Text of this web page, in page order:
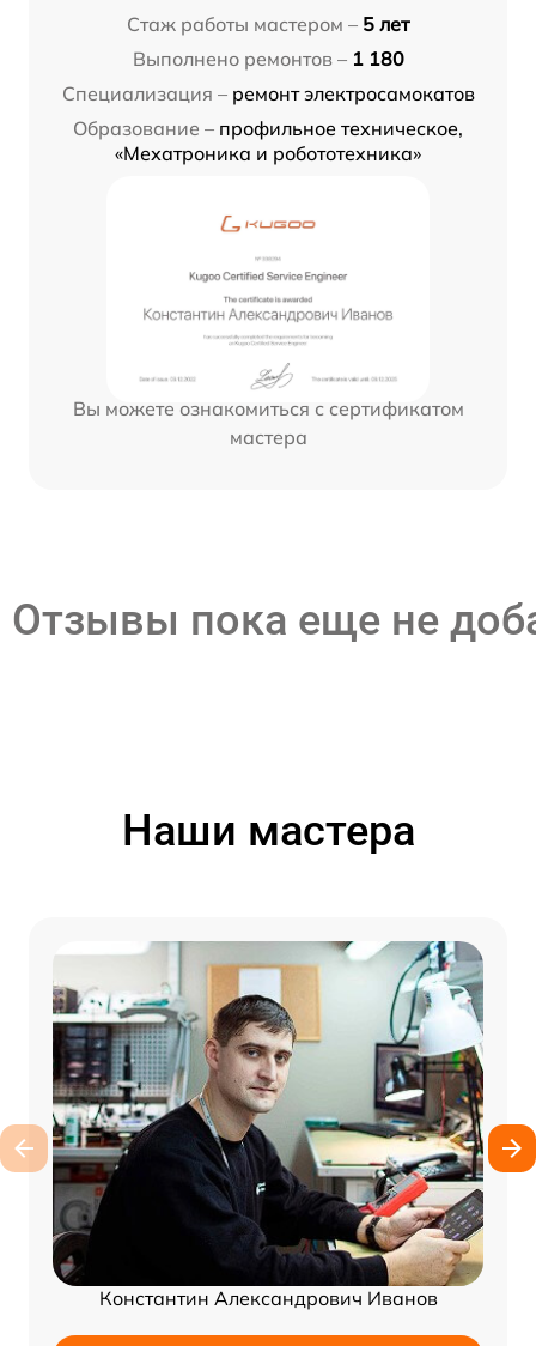
Стаж работы мастером – 5 лет
Выполнено ремонтов – 1 180
Специализация – ремонт электросамокатов
Образование – профильное техническое,
«Мехатроника и робототехника»
Вы можете ознакомиться с сертификатом
мастера
Отзывы пока еще не
Наши мастера
Константин Александрович Иванов